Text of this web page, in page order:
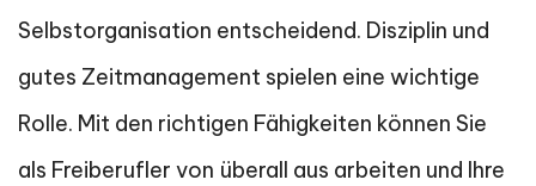
Selbstorganisation entscheidend. Disziplin und
gutes Zeitmanagement spielen eine wichtige
Rolle. Mit den richtigen Fähigkeiten können Sie
als Freiberufler von überall aus arbeiten und Ihre